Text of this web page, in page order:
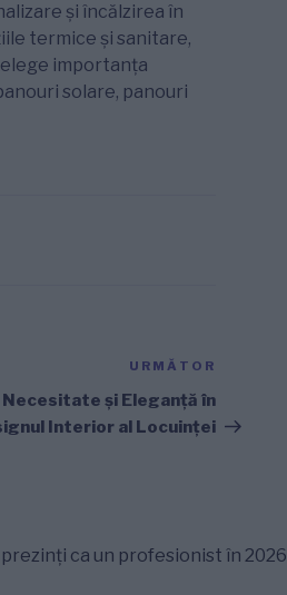
și încălzirea în
termice și sanitare,
importanța
solare, panouri
următor
URMĂTOR
Necesitate și Eleganță în
Interior al Locuinței
ca un profesionist în 2026